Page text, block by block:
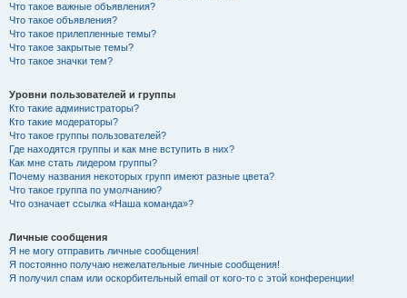
Что такое важные объявления?
Что такое объявления?
Что такое прилепленные темы?
Что такое закрытые темы?
Что такое значки тем?
Уровни пользователей и группы
Кто такие администраторы?
Кто такие модераторы?
Что такое группы пользователей?
Где находятся группы и как мне вступить в них?
Как мне стать лидером группы?
Почему названия некоторых групп имеют разные цвета?
Что такое группа по умолчанию?
Что означает ссылка «Наша команда»?
Личные сообщения
Я не могу отправить личные сообщения!
Я постоянно получаю нежелательные личные сообщения!
Я получил спам или оскорбительный email от кого-то с этой конференции!